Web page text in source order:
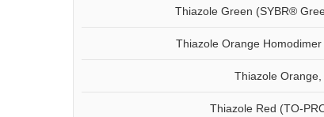
Thiazole Green (SYBR®
Thiazole Orange
Thiazole
Thiazole Red (TO-